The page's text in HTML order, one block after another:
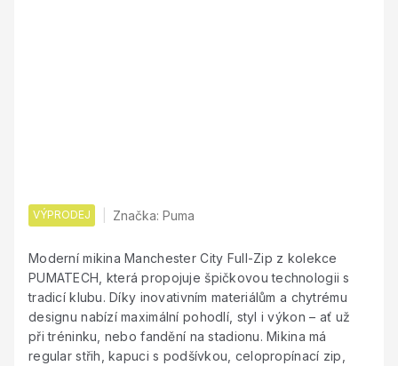
VÝPRODEJ Značka:Puma
Moderní mikina Manchester City Full-Zip z kolekce
PUMATECH, která propojuje špičkovou technologii s
tradicí klubu. Díky inovativním materiálům a chytrému
designu nabízí maximální pohodlí, styl i výkon – ať už
při tréninku, nebo fandění na stadionu. Mikina má
regular střih, kapuci s podšívkou, celopropínací zip,